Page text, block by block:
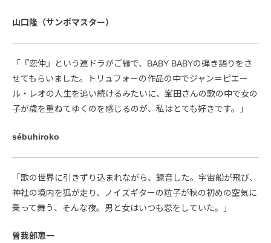
山口隆（サンボマスター）
「『恋仲』という連ドラがご縁で、BABY BABYの弾き語りをさ
せてもらいました。トリュフォーの作品の中でジャン＝ピエー
ル・レオの人生を追い続けるみたいに、峯田さんの歌の中で女の
子が歳を重ねてゆくのを感じるのが、私はとても好きです。」
sébuhiroko
「歌の世界に引きずり込まれながら、録音した。宇宙船が飛び、
神社の境内を狐が走り、ノイズギターの粒子が秋の初めの空気に
乗って舞う、そんな夜。男と女はいつも恋をしていた。」
曽我部恵一